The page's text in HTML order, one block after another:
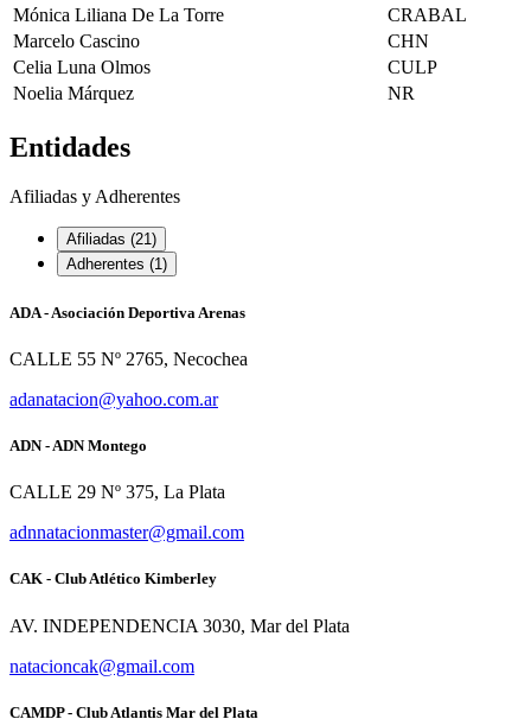
Mónica Liliana De La Torre
CRABAL
Marcelo Cascino
CHN
Celia Luna Olmos
CULP
Noelia Márquez
NR
Entidades
Afiliadas y Adherentes
Afiliadas (21)
Adherentes (1)
ADA - Asociación Deportiva Arenas
CALLE 55 Nº 2765, Necochea
adanatacion@yahoo.com.ar
ADN - ADN Montego
CALLE 29 Nº 375, La Plata
adnnatacionmaster@gmail.com
CAK - Club Atlético Kimberley
AV. INDEPENDENCIA 3030, Mar del Plata
natacioncak@gmail.com
CAMDP - Club Atlantis Mar del Plata